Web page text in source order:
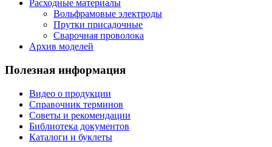
Расходные материалы
Вольфрамовые электроды
Прутки присадочные
Сварочная проволока
Архив моделей
Полезная информация
Видео о продукции
Справочник терминов
Советы и рекомендации
Библиотека документов
Каталоги и буклеты